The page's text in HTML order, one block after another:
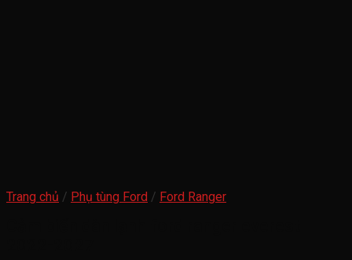
Trang chủ / Phụ tùng Ford / Ford Ranger